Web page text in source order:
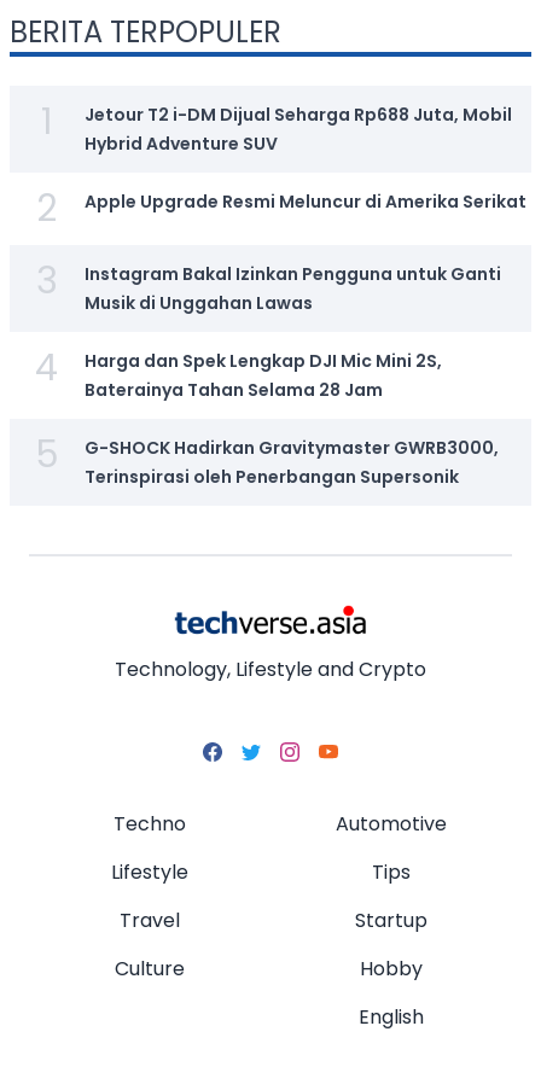
BERITA TERPOPULER
1
Jetour T2 i-DM Dijual Seharga Rp688 Juta, Mobil
Hybrid Adventure SUV
2 Apple Upgrade Resmi Meluncur di Amerika Serikat
3
Instagram Bakal Izinkan Pengguna untuk Ganti
Musik di Unggahan Lawas
4
Harga dan Spek Lengkap DJI Mic Mini 2S,
Baterainya Tahan Selama 28 Jam
5
G-SHOCK Hadirkan Gravitymaster GWRB3000,
Terinspirasi oleh Penerbangan Supersonik
Technology, Lifestyle and Crypto
Techno
Lifestyle
Travel
Culture
Automotive
Tips
Startup
Hobby
English